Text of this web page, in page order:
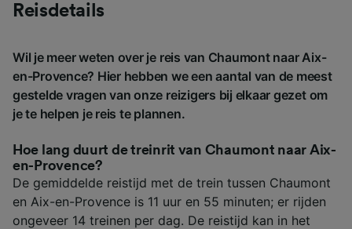
Reisdetails
Wil je meer weten over je reis van Chaumont naar Aix-
en-Provence? Hier hebben we een aantal van de meest
gestelde vragen van onze reizigers bij elkaar gezet om
je te helpen je reis te plannen.
Hoe lang duurt de treinrit van Chaumont naar Aix-
en-Provence?
De gemiddelde reistijd met de trein tussen Chaumont
en Aix-en-Provence is 11 uur en 55 minuten; er rijden
ongeveer 14 treinen per dag. De reistijd kan in het